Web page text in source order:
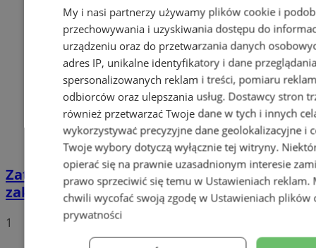
Zatrzymany za złamanie podwójnego
zakazu prowadzenia pojazdów!
1
My i nasi partnerzy używamy plików cookie i
przechowywania i uzyskiwania dostępu do
urządzeniu oraz do przetwarzania danych
adres IP, unikalne identyfikatory i dane
spersonalizowanych reklam i treści, pomiaru
odbiorców oraz ulepszania usług. Dostawcy stron
również przetwarzać Twoje dane w tych i innych
wykorzystywać precyzyjne dane geolokalizacyjne i
Twoje wybory dotyczą wyłącznie tej witryny.
opierać się na prawnie uzasadnionym interesie
prawo sprzeciwić się temu w Ustawieniach reklam.
chwili wycofać swoją zgodę w Ustawieniach plików
prywatności